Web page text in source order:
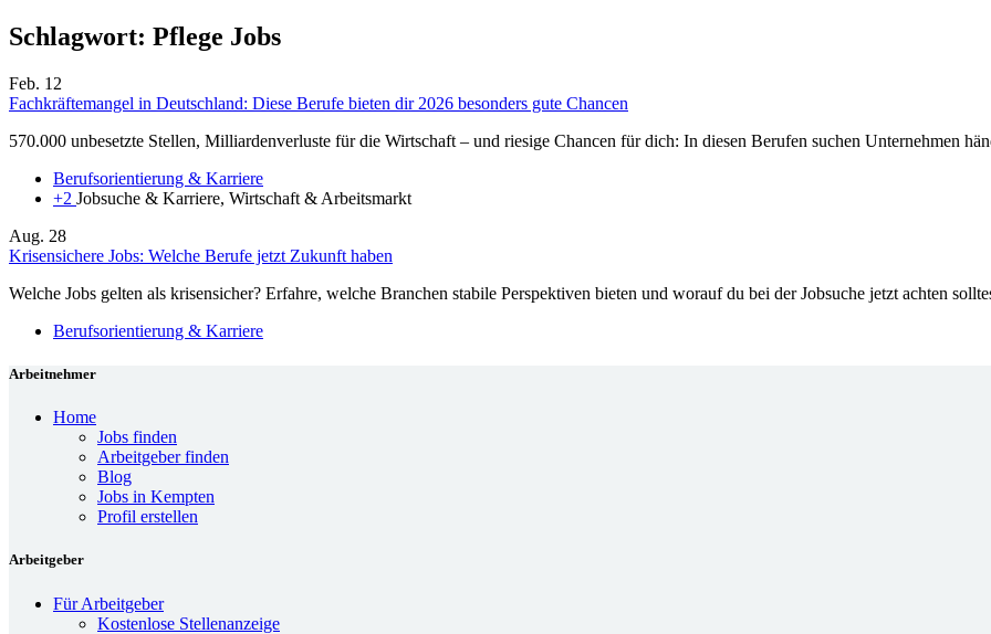
Schlagwort: Pflege Jobs
Feb. 12
Fachkräftemangel in Deutschland: Diese Berufe bieten dir 2026 besonders gute Chancen
570.000 unbesetzte Stellen, Milliardenverluste für die Wirtschaft – und riesige Chancen für dich: In diesen Berufen suchen Unternehmen
Berufsorientierung & Karriere
+2 Jobsuche & Karriere, Wirtschaft & Arbeitsmarkt
Aug. 28
Krisensichere Jobs: Welche Berufe jetzt Zukunft haben
Welche Jobs gelten als krisensicher? Erfahre, welche Branchen stabile Perspektiven bieten und worauf du bei der Jobsuche jetzt achten
Berufsorientierung & Karriere
Arbeitnehmer
Home
Jobs finden
Arbeitgeber finden
Blog
Jobs in Kempten
Profil erstellen
Arbeitgeber
Für Arbeitgeber
Kostenlose Stellenanzeige